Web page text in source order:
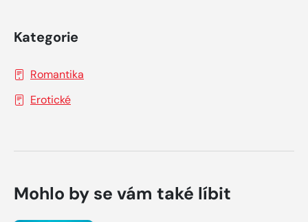
Kategorie
Romantika
Erotické
Mohlo by se vám také líbit